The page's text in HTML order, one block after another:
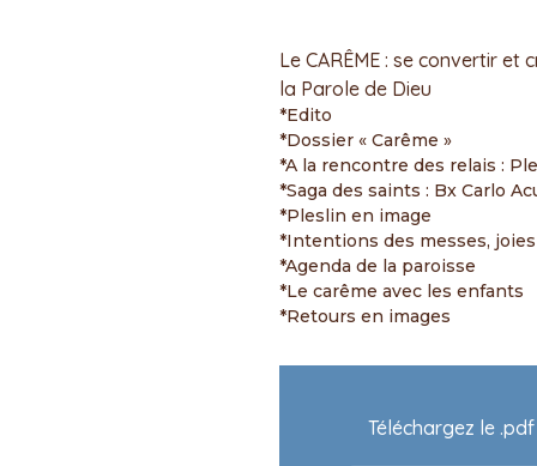
Le CARÊME : se convertir et
la Parole de Dieu
*Edito
*Dossier « Carême »
*A la rencontre des relais :
*Saga des saints : Bx Carlo
*Pleslin en image
*Intentions des messes,
*Agenda de la paroisse
*Le carême avec les enfants
*Retours en images
Téléchargez le .pdf